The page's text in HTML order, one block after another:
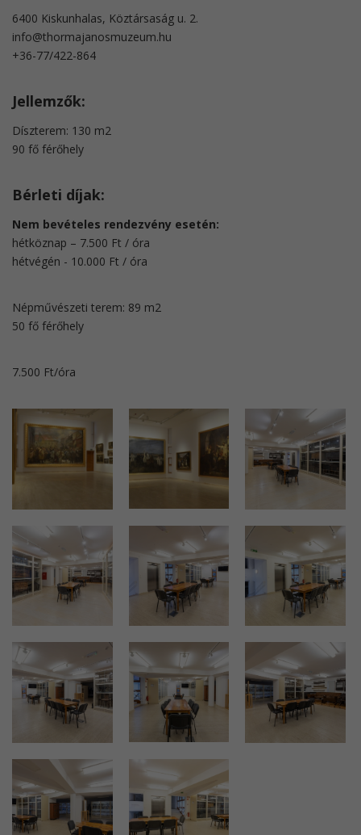
6400 Kiskunhalas, Köztársaság u. 2.
info@thormajanosmuzeum.hu
​+36-77/422-864
Jellemzők:
Díszterem: 130 m2
90 fő férőhely
Bérleti díjak:
Nem bevételes rendezvény esetén:
hétköznap – 7.500 Ft / óra
​hétvégén - 10.000 Ft / óra
Népművészeti terem: 89 m2
​50 fő férőhely
7.500 Ft/óra